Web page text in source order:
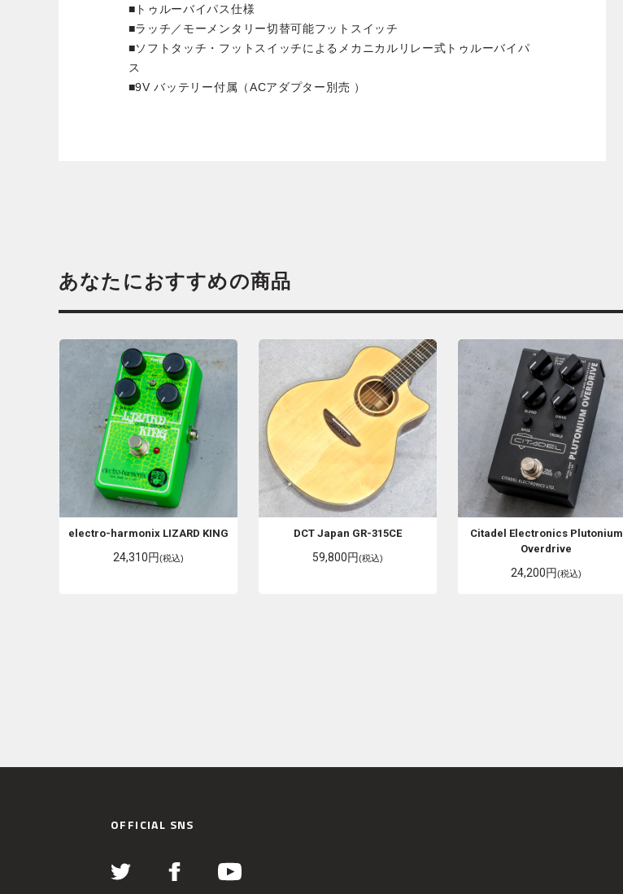
■トゥルーバイパス仕様
■ラッチ／モーメンタリー切替可能フットスイッチ
■ソフトタッチ・フットスイッチによるメカニカルリレー式トゥルーバイパ
ス
■9V バッテリー付属（ACアダプター別売 ）
あなたにおすすめの商品
electro-harmonix LIZARD KING
24,310円(税込)
DCT Japan GR-315CE
59,800円(税込)
Citadel Electronics Plutonium
Overdrive
24,200円(税込)
OFFICIAL SNS